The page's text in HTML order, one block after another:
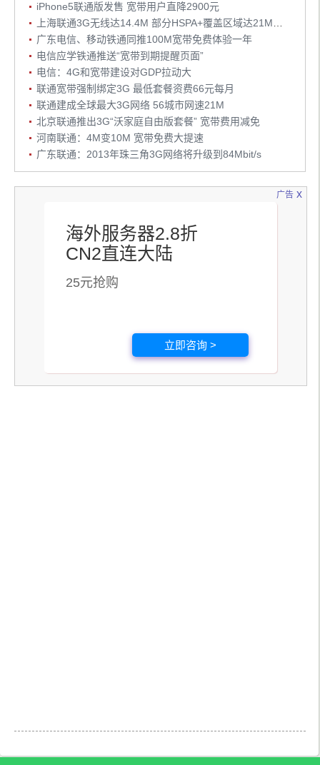
iPhone5联通版发售 宽带用户直降2900元
广东电信、移动铁通同推100M宽带免费体验一年
电信应学铁通推送“宽带到期提醒页面”
电信：4G和宽带建设对GDP拉动大
联通宽带强制绑定3G 最低套餐资费66元每月
联通建成全球最大3G网络 56城市网速21M
北京联通推出3G“沃家庭自由版套餐” 宽带费用减免
河南联通：4M变10M 宽带免费大提速
广东联通：2013年珠三角3G网络将升级到84Mbit/s
广告
海外服务器2.8折
CN2直连大陆
25元抢购
立即咨询 >
x